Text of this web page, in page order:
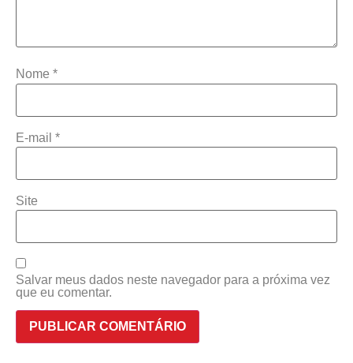
Nome *
E-mail *
Site
Salvar meus dados neste navegador para a próxima vez
que eu comentar.